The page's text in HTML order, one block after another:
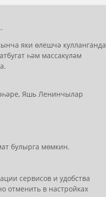
яки өлешчә кулланганда
һәм массакүләм
Яшь Ленинчылар
булырга мөмкин.
сервисов и удобства
отменить в настройках